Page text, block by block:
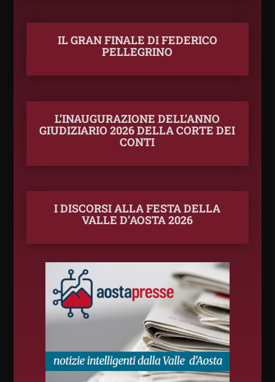
IL GRAN FINALE DI FEDERICO
PELLEGRINO
L’INAUGURAZIONE DELL’ANNO
GIUDIZIARIO 2026 DELLA CORTE DEI
CONTI
I DISCORSI ALLA FESTA DELLA
VALLE D’AOSTA 2026